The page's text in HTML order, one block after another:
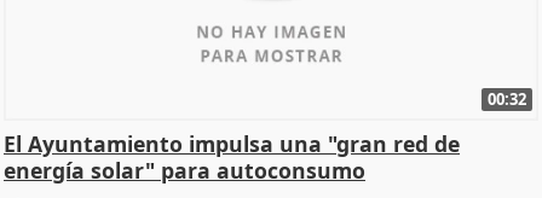
00:32
El Ayuntamiento impulsa una "gran red de
energía solar" para autoconsumo